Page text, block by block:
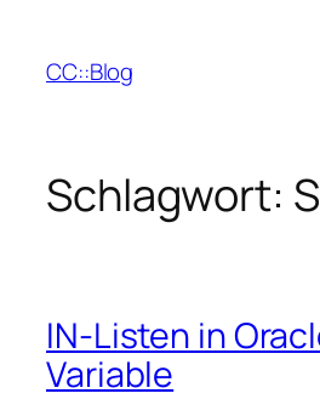
springen
CC::Blog
Schlagwort:
IN-Listen in
Variable